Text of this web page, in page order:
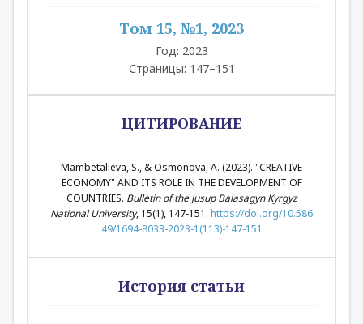
Том 15, №1, 2023
Год: 2023
Страницы: 147–151
ЦИТИРОВАНИЕ
Mambetalieva, S., & Osmonova, A. (2023). "CREATIVE
ECONOMY" AND ITS ROLE IN THE DEVELOPMENT OF
COUNTRIES. Bulletin of the Jusup Balasagyn Kyrgyz
National University, 15(1), 147-151. https://doi.org/10.586
49/1694-8033-2023-1(113)-147-151
История статьи